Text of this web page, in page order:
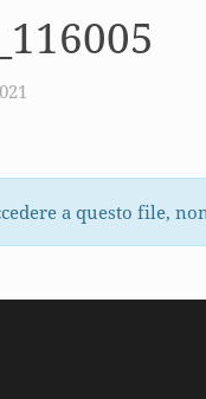
a questo file,